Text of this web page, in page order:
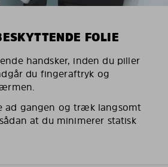
FOLIE
handsker, inden du piller
du fingeraftryk og
ad gangen og træk langsomt
at du minimerer statisk